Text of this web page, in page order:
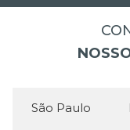
São Paulo